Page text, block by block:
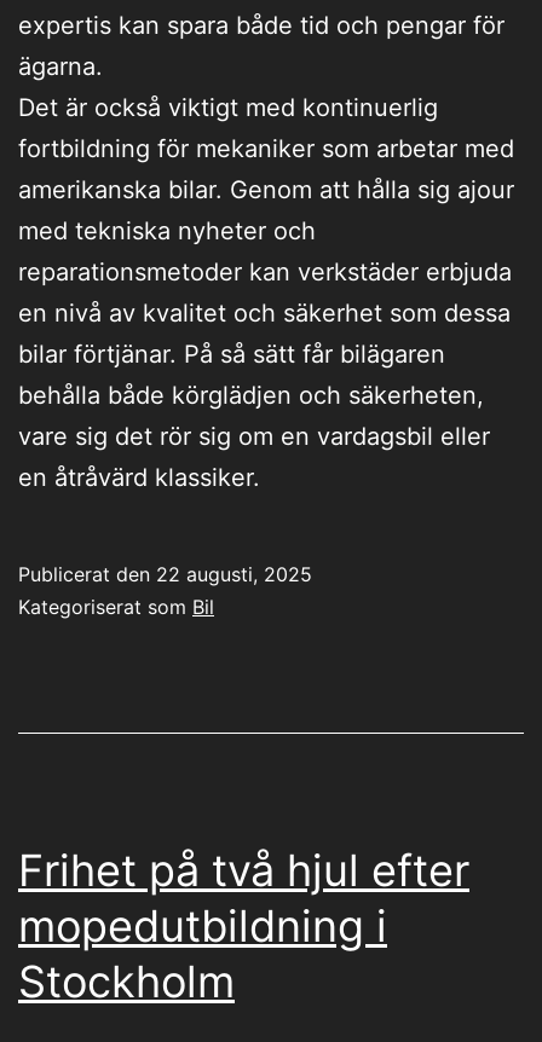
expertis kan spara både tid och pengar för
ägarna.
Det är också viktigt med kontinuerlig
fortbildning för mekaniker som arbetar med
amerikanska bilar. Genom att hålla sig ajour
med tekniska nyheter och
reparationsmetoder kan verkstäder erbjuda
en nivå av kvalitet och säkerhet som dessa
bilar förtjänar. På så sätt får bilägaren
behålla både körglädjen och säkerheten,
vare sig det rör sig om en vardagsbil eller
en åtråvärd klassiker.
Publicerat den 22 augusti, 2025
Kategoriserat som Bil
Frihet på två hjul efter
mopedutbildning i
Stockholm